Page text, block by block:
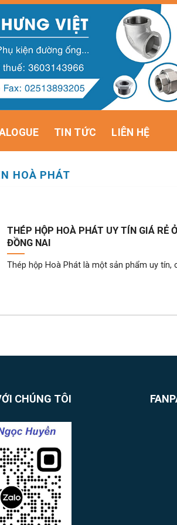
TIN TỨC LIÊN HỆ
HOÀ PHÁT
THÉP HỘP HOÀ PHÁT UY TÍN GIÁ RẺ
ĐỒNG NAI
Thép hộp Hoà Phát là một sản phẩm uy tín,
CHÚNG TÔI